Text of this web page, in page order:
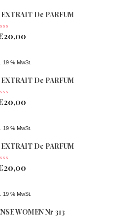
De PARFUM
Nr 362
20,00
19 % MwSt.
De PARFUM
Nr 074
20,00
19 % MwSt.
De PARFUM
Nr 363
20,00
19 % MwSt.
WOMEN Nr 313